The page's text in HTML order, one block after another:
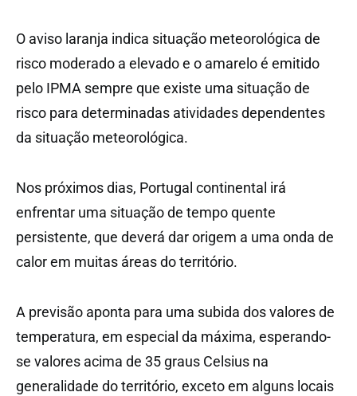
O aviso laranja indica situação meteorológica de
risco moderado a elevado e o amarelo é emitido
pelo IPMA sempre que existe uma situação de
risco para determinadas atividades dependentes
da situação meteorológica.
Nos próximos dias, Portugal continental irá
enfrentar uma situação de tempo quente
persistente, que deverá dar origem a uma onda de
calor em muitas áreas do território.
A previsão aponta para uma subida dos valores de
temperatura, em especial da máxima, esperando-
se valores acima de 35 graus Celsius na
generalidade do território, exceto em alguns locais